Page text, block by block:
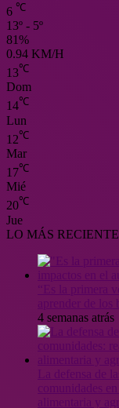
6 ℃
13º - 5º
81%
0.94 KM/H
13℃
Dom
14℃
Lun
12℃
Mar
17℃
Mié
20℃
Jue
LO MÁS RECIENTE
4 semanas atrás